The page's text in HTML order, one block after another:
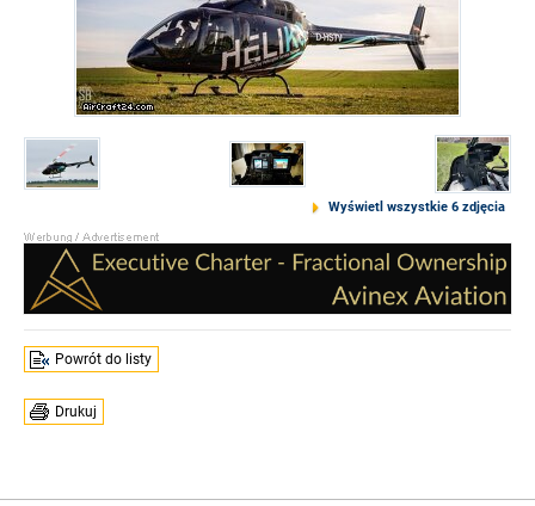
Wyświetl wszystkie 6 zdjęcia
Powrót do listy
Drukuj